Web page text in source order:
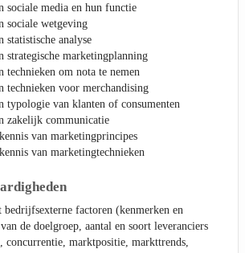
sociale media en hun functie
sociale wetgeving
statistische analyse
strategische marketingplanning
technieken om nota te nemen
technieken voor merchandising
typologie van klanten of consumenten
zakelijk communicatie
van marketingprincipes
van marketingtechnieken
bedrijfsexterne factoren (kenmerken en
de doelgroep, aantal en soort leveranciers
concurrentie, marktpositie, markttrends,